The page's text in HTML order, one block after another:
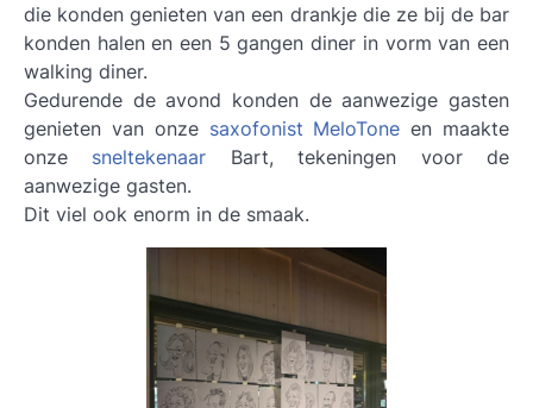
die konden genieten van een drankje die ze bij de bar
konden halen en een 5 gangen diner in vorm van een
walking diner.
Gedurende de avond konden de aanwezige gasten
genieten van onze saxofonist MeloTone en maakte
onze sneltekenaar Bart, tekeningen voor de
aanwezige gasten.
Dit viel ook enorm in de smaak.